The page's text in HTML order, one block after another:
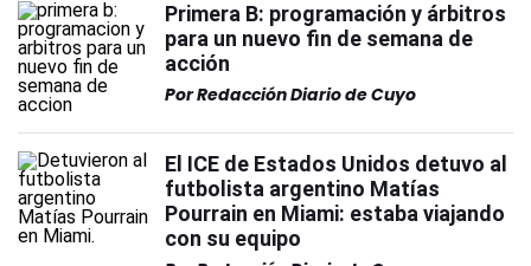
Primera B: programación y árbitros
para un nuevo fin de semana de
acción
PorRedacción Diario de Cuyo
El ICE de Estados Unidos detuvo al
futbolista argentino Matías
Pourrain en Miami: estaba viajando
con su equipo